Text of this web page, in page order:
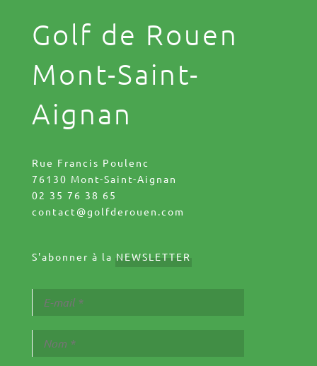
Golf de Rouen
Mont-Saint-
Aignan
Rue Francis Poulenc
76130 Mont-Saint-Aignan
02 35 76 38 65
contact@golfderouen.com
S'abonner à la NEWSLETTER